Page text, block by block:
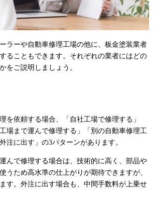
ラーや自動車修理工場の他に、板金塗装業者
ることもできます。それぞれの業者にはどの
をご説明しましょう。
を依頼する場合、「自社工場で修理する」
場まで運んで修理する」「別の自動車修理工
注に出す」の3パターンがあります。
んで修理する場合は、技術的に高く、部品や
うため高水準の仕上がりが期待できますが、
す。外注に出す場合も、中間手数料が上乗せ